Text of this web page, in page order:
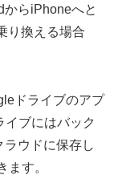
らiPhoneへと
り換える場合
ドライブのアプ
イブにはバック
ウドに保存し
ます。